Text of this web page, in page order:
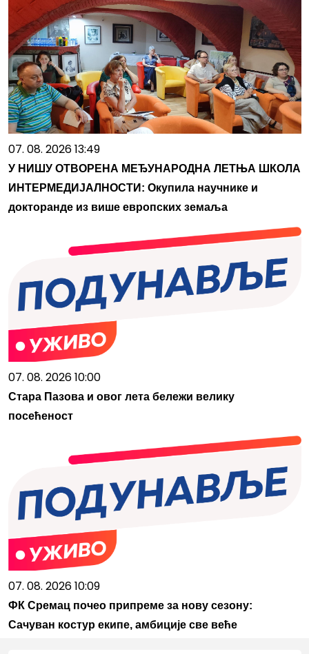
07. 08. 2026 13:49
У НИШУ ОТВОРЕНА МЕЂУНАРОДНА ЛЕТЊА ШКОЛА
ИНТЕРМЕДИЈАЛНОСТИ: Окупила научнике и
докторанде из више европских земаља
07. 08. 2026 10:00
Стара Пазова и овог лета бележи велику
посећеност
07. 08. 2026 10:09
ФК Сремац почео припреме за нову сезону:
Сачуван костур екипе, амбиције све веће